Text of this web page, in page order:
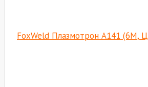
FoxWeld Плазмотрон А141 (6М,